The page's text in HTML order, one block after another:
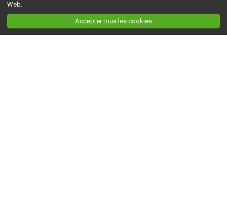
Web.
Accepter tous les cookies